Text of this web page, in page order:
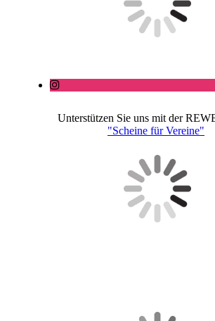
Unterstützen Sie uns mit der
"Scheine für Vereine"